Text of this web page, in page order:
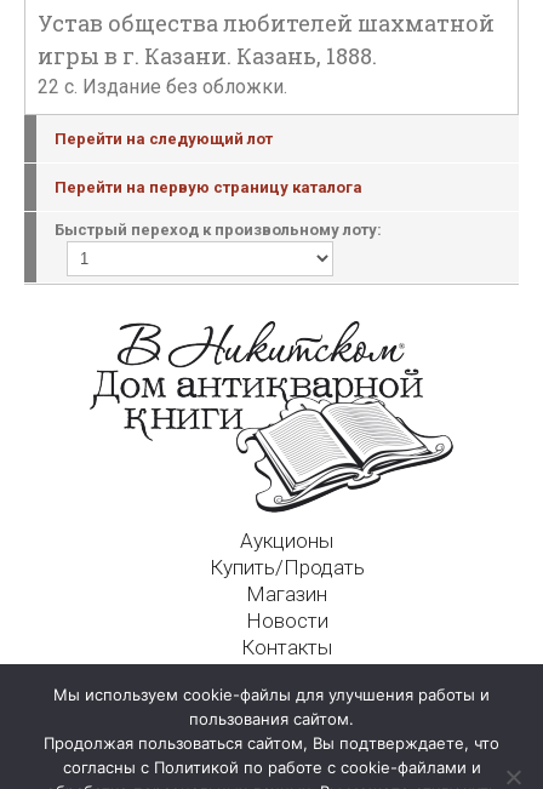
Устав общества любителей шахматной
игры в г. Казани. Казань, 1888.
22 с. Издание без обложки.
Перейти на следующий лот
Перейти на первую страницу каталога
Быстрый переход к произвольному лоту:
Аукционы
Купить/Продать
Магазин
Новости
Контакты
125009, г. Москва, Никитский пер., д. 4а, стр. 1
Мы используем cookie-файлы для улучшения работы и
пользования сайтом.
Продолжая пользоваться сайтом, Вы подтверждаете, что
согласны с Политикой по работе с cookie-файлами и